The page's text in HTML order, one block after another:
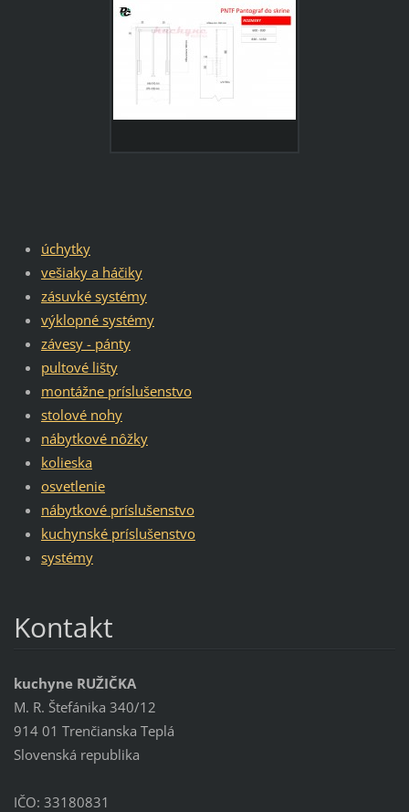
úchytky
vešiaky a háčiky
zásuvké systémy
výklopné systémy
závesy - pánty
pultové lišty
montážne príslušenstvo
stolové nohy
nábytkové nôžky
kolieska
osvetlenie
nábytkové príslušenstvo
kuchynské príslušenstvo
systémy
Kontakt
kuchyne RUŽIČKA
M. R. Štefánika 340/12
914 01 Trenčianska Teplá
Slovenská republika
IČO: 33180831